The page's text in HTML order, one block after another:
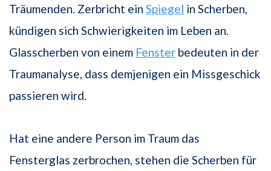
Träumenden. Zerbricht ein Spiegel in Scherben,
kündigen sich Schwierigkeiten im Leben an.
Glasscherben von einem Fenster bedeuten in der
Traumanalyse, dass demjenigen ein Missgeschick
passieren wird.
Hat eine andere Person im Traum das
Fensterglas zerbrochen, stehen die Scherben für